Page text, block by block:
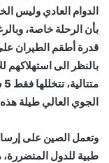
الدوام العادي وليس
بأن الرحلة خاصة،
قدرة أطقم الطيران
الجوي العالي طيلة هذه
وتعمل الصين على
طبية للدول